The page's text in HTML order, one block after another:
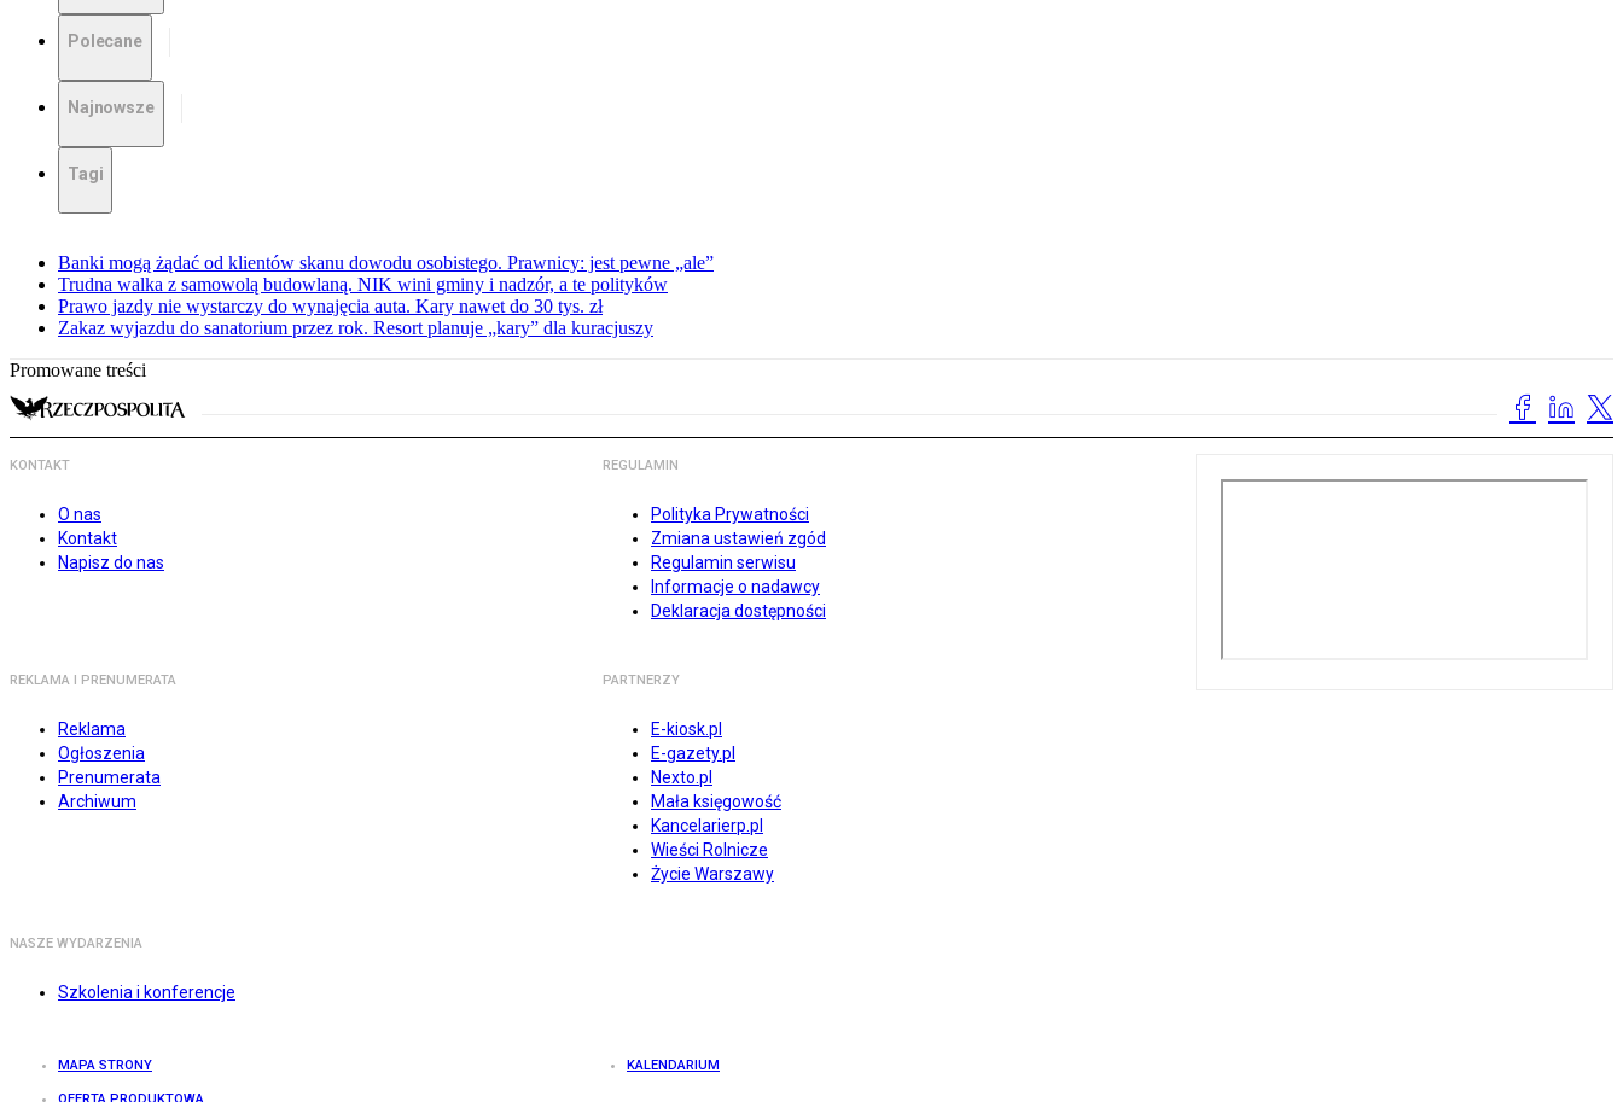
Polecane
Najnowsze
Tagi
Banki mogą żądać od klientów skanu dowodu osobistego. Prawnicy: jest pewne „ale”
Trudna walka z samowolą budowlaną. NIK wini gminy i nadzór, a te polityków
Prawo jazdy nie wystarczy do wynajęcia auta. Kary nawet do 30 tys. zł
Zakaz wyjazdu do sanatorium przez rok. Resort planuje „kary” dla kuracjuszy
Promowane treści
KONTAKT
O nas
Kontakt
Napisz do nas
REGULAMIN
Polityka Prywatności
Zmiana ustawień zgód
Regulamin serwisu
Informacje o nadawcy
Deklaracja dostępności
REKLAMA I PRENUMERATA
Reklama
Ogłoszenia
Prenumerata
Archiwum
PARTNERZY
E-kiosk.pl
E-gazety.pl
Nexto.pl
Mała księgowość
Kancelarierp.pl
Wieści Rolnicze
Życie Warszawy
NASZE WYDARZENIA
Szkolenia i konferencje
MAPA STRONY KALENDARIUM